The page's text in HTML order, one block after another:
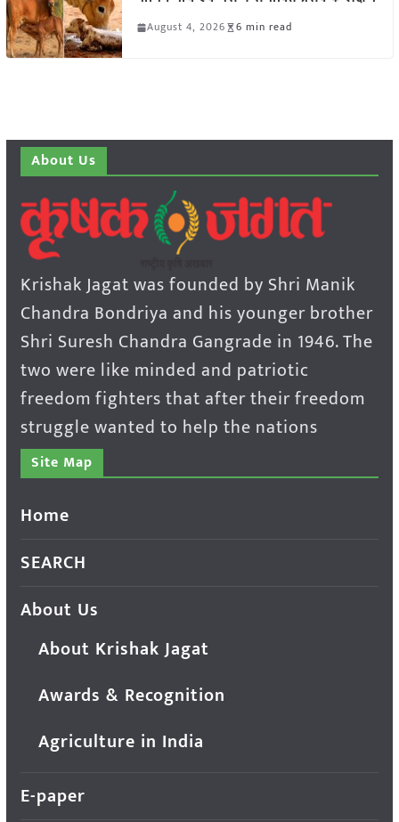
August 4, 2026 6 min read
About Us
Krishak Jagat was founded by Shri Manik
Chandra Bondriya and his younger brother
Shri Suresh Chandra Gangrade in 1946. The
two were like minded and patriotic
freedom fighters that after their freedom
struggle wanted to help the nations
Site Map
Home
SEARCH
About Us
About Krishak Jagat
Awards & Recognition
Agriculture in India
E-paper